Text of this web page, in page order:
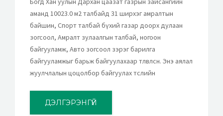
аманд 10023.0 м2 талбайд 31 ширхэг амралтын
байшин, Спорт талбай бүхий газар доорх дулаан
зогсоол, Амралт зулаалгын талбай, ногоон
байгууламж, Авто зогсоол зэрэг барилга
байгууламжыг барьж байгуулахаар төлөвлөсөн. Энэ аялал
жуулчлалын цоцолбор байгуулах төслийн
ДЭЛГЭРЭНГҮЙ